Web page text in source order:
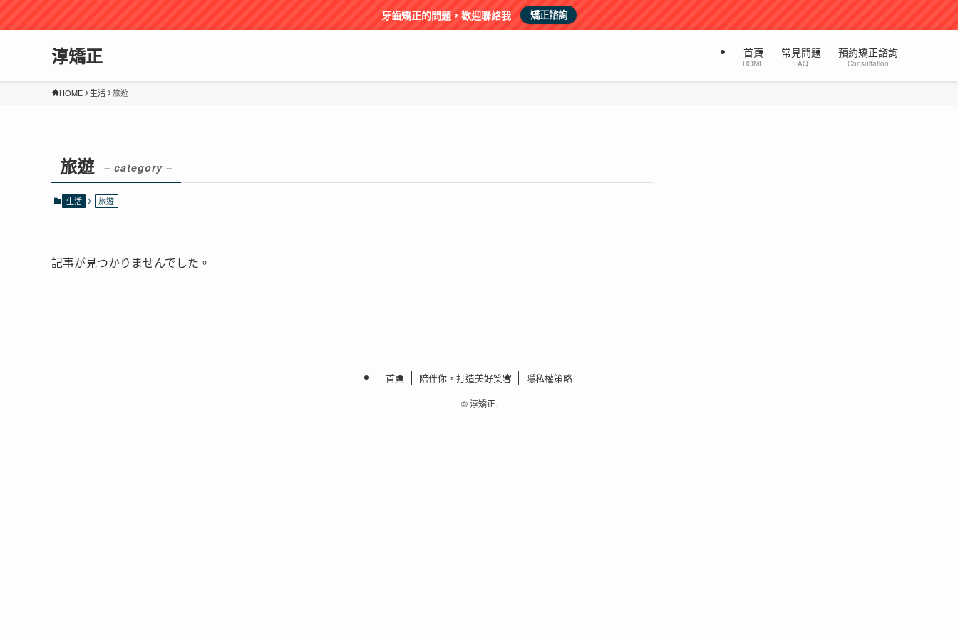
牙齒矯正的問題，歡迎聯絡我 矯正諮詢
淳矯正 首頁
HOME
常見問題
FAQ
預約矯正諮詢
Consultation
HOME 生活 旅遊
旅遊 – category –
生活 旅遊
記事が見つかりませんでした。
首頁 陪伴你，打造美好笑容 隱私權策略
©淳矯正.